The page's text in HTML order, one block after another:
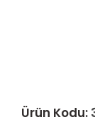
Ürün Kodu: